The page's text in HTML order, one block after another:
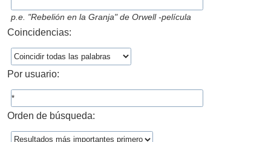
p.e. "Rebelión en la Granja" de Orwell -película
Coincidencias:
Por usuario:
Orden de búsqueda: